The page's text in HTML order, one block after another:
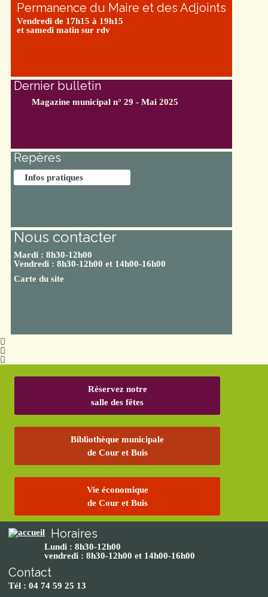
Permanence du Maire et des Adjoints
Vendredi de 17h15 à 19h15
et samedi matin sur rdv
Dernier bulletin
Magazine municipal n° 29 - Mai 2025
Repères
Infos pratiques
Nous contacter
Mardi : 8h30-12h00
Vendredi : 8h30-12h00 et 14h00-16h00
Carte du site
Réservez notre
salle des fêtes
Bibliothèque municipale
de Cour et Buis
Vie économique
de Cour et Buis
Horaires
Lundi : 8h30-12h00
vendredi : 8h30-12h00 et 14h00-16h00
Contact
Tél : 04 74 59 25 13